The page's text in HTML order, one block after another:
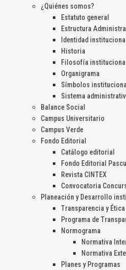
¿Quiénes somos?
Estatuto general
Estructura
Identidad institucional
Historia
Filosofía institucional
Organigrama
Símbolos
Sistema
Balance Social
Campus Universitario
Campus Verde
Fondo Editorial
Catálogo editorial
Fondo Editorial
Revista CINTEX
Convocatoria
Planeación y Desarrollo
Transparencia y
Programa de
Normograma
Normativa
Normativa
Planes y Programas